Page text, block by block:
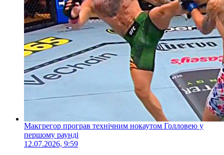
Макгрегор програв технічним нокаутом Голловею у
першому раунді
12.07.2026, 9:59